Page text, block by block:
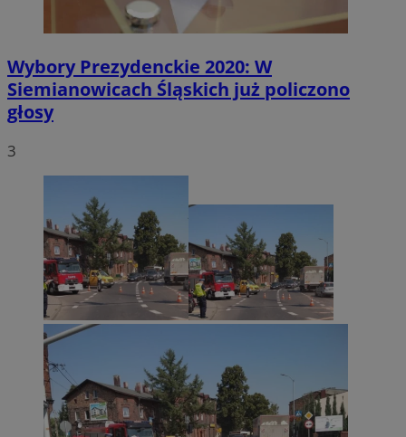
Wybory Prezydenckie 2020: W
Siemianowicach Śląskich już policzono
głosy
3